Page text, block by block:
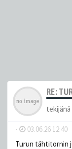
RE:
tekijänä
- 03.06.26 12:40
Turun tähtitornin